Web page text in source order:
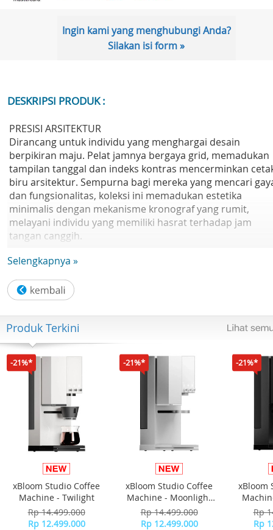
Ingin kami yang menghubungi Anda?
Silakan isi form »
DESKRIPSI PRODUK :
PRESISI ARSITEKTUR
Dirancang untuk individu yang menghargai desain
berpikiran maju. Pelat jamnya bergaya grid, memadukan
tampilan tanggal dan indeks kontras mencerminkan
biru arsitektur. Sempurna bagi mereka yang mencari
dan fungsionalitas, koleksi ini memadukan estetika
minimalis dengan mekanisme kronograf yang rumit,
melayani individu yang memiliki hasrat terhadap jam
tangan canggih.
Gerakan: 3HD: TMI VJ32
Bahan Casing: Baja Tahan Karat
Ukuran Kasus: 44mm
Ketebalan Kasus: 12mm
Bahan Tali: Silikon
Kristal: Mineral
Ketahanan Air: 100m
Warna Pelat: Biru, Mawar Emas
Garansi Resmi 2 Tahun
Kelengkapan : Box, Jam Tangan, Kartu Garansi, Manual
Selengkapnya »
Produk Terkini
-21%*
xBloom Studio Coffee
Machine - Twilight
Rp 14.499.000
Rp 12.499.000
-21%*
xBloom Studio Coffee
Machine - Moonlight
White
Rp 14.499.000
Rp 12.499.000
-21%*
xBloom
Rp
Rp